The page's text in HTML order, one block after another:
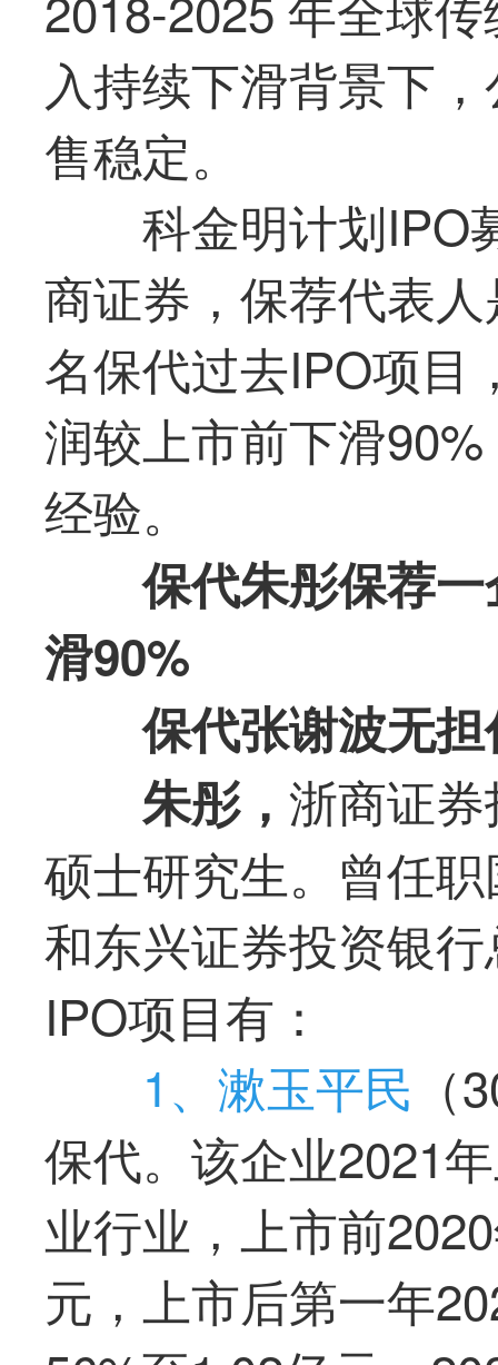
入持续下滑背景下
售稳定。
科金明计划IPO
商证券，保荐代表
名保代过去IPO项目
润较上市前下滑
经验。
保代朱彤保荐
滑90%
保代张谢波无
朱彤， 浙商证
硕士研究生。曾任
和东兴证券投资银
IPO项目有：
1、漱玉平民
保代。该企业2021
业行业，上市前
元，上市后第一年